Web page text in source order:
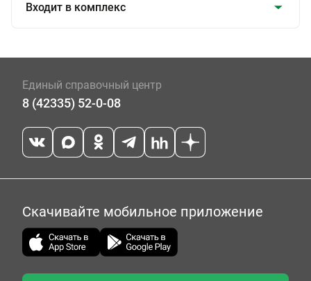
Входит в комплекс
Единый справочный центр
8 (42335) 52-0-08
Скачивайте мобильное приложение